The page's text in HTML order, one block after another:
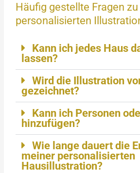
Häufig gestellte Fragen zu
personalisierten
Kann ich jedes Haus
lassen?
Wird die Illustration
gezeichnet?
Kann ich Personen
hinzufügen?
Wie lange dauert die
meiner personalisierten
Hausillustration?